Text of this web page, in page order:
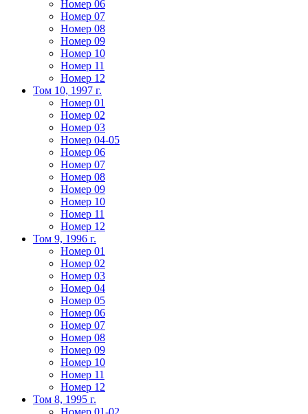
Номер 06
Номер 07
Номер 08
Номер 09
Номер 10
Номер 11
Номер 12
Том 10, 1997 г.
Номер 01
Номер 02
Номер 03
Номер 04-05
Номер 06
Номер 07
Номер 08
Номер 09
Номер 10
Номер 11
Номер 12
Том 9, 1996 г.
Номер 01
Номер 02
Номер 03
Номер 04
Номер 05
Номер 06
Номер 07
Номер 08
Номер 09
Номер 10
Номер 11
Номер 12
Том 8, 1995 г.
Номер 01-02